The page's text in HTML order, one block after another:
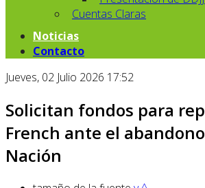
Cuentas Claras
Noticias
Contacto
Jueves, 02 Julio 2026 17:52
Solicitan fondos para
French ante el
Nación